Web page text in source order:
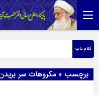
کلام ناب
برچسب » مکروهات سر